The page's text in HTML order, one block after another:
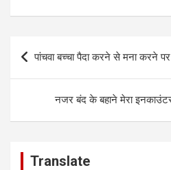
A
p
p
o
o
k
n
Post
navigation
पांचवा बच्चा पैदा करने से मना करने
नजर बंद के बहाने मेरा
Translate